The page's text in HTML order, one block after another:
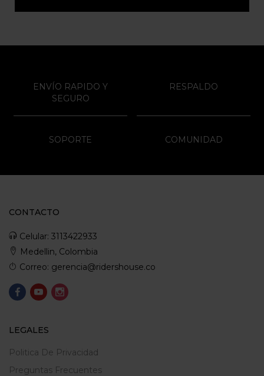
ENVÍO RAPIDO Y
SEGURO
RESPALDO
SOPORTE COMUNIDAD
CONTACTO
Celular: 3113422933
Medellin, Colombia
Correo: gerencia@ridershouse.co
LEGALES
Politica De Privacidad
Preguntas Frecuentes